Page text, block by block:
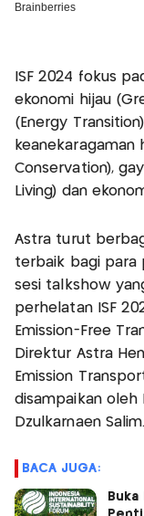
ISF 2024 fokus
ekonomi hijau
(Energy
keanekaragaman
Conservation),
Living) dan
Astra turut
terbaik bagi para
sesi talkshow
perhelatan ISF
Emission-Free
Direktur Astra
Emission
disampaikan oleh
Dzulkarnaen Salim.
BACA JUGA: